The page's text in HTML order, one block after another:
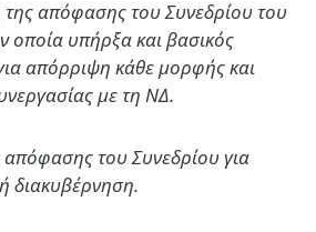
της απόφασης του Συνεδρίου του
οποία υπήρξα και βασικός
απόρριψη κάθε μορφής και
με τη ΝΔ.
απόφασης του Συνεδρίου για
διακυβέρνηση.